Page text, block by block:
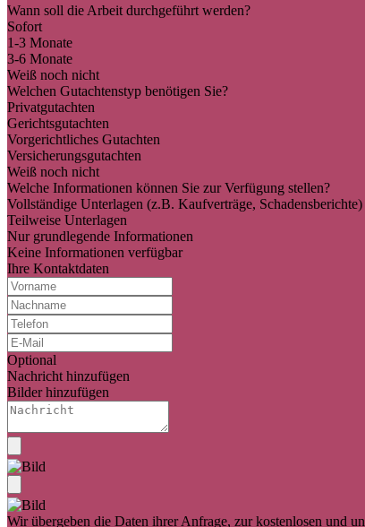
Wann soll die Arbeit durchgeführt werden?
Sofort
1-3 Monate
3-6 Monate
Weiß noch nicht
Welchen Gutachtenstyp benötigen Sie?
Privatgutachten
Gerichtsgutachten
Vorgerichtliches Gutachten
Versicherungsgutachten
Weiß noch nicht
Welche Informationen können Sie zur Verfügung stellen?
Vollständige Unterlagen (z.B. Kaufverträge, Schadensberichte)
Teilweise Unterlagen
Nur grundlegende Informationen
Keine Informationen verfügbar
Ihre Kontaktdaten
Optional
Nachricht hinzufügen
Bilder hinzufügen
Wir übergeben die Daten ihrer Anfrage, zur kostenlosen und